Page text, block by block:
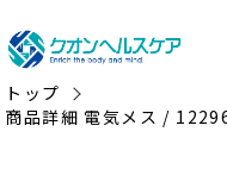
トップ
商品詳細 電気メス /